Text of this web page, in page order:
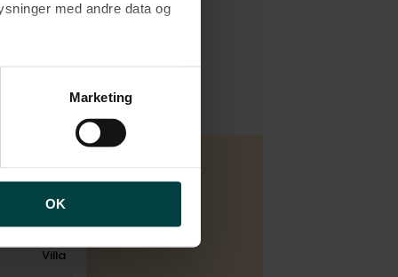
med andre data og
af cookies samt
af personoplysninger
Marketing
OK
Villa